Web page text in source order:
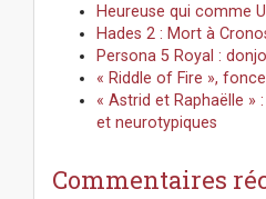
Heureuse qui comme
Hades 2 : Mort à
Persona 5 Royal :
« Riddle of Fire »,
« Astrid et Raphaëlle »
et neurotypiques
Commentaires